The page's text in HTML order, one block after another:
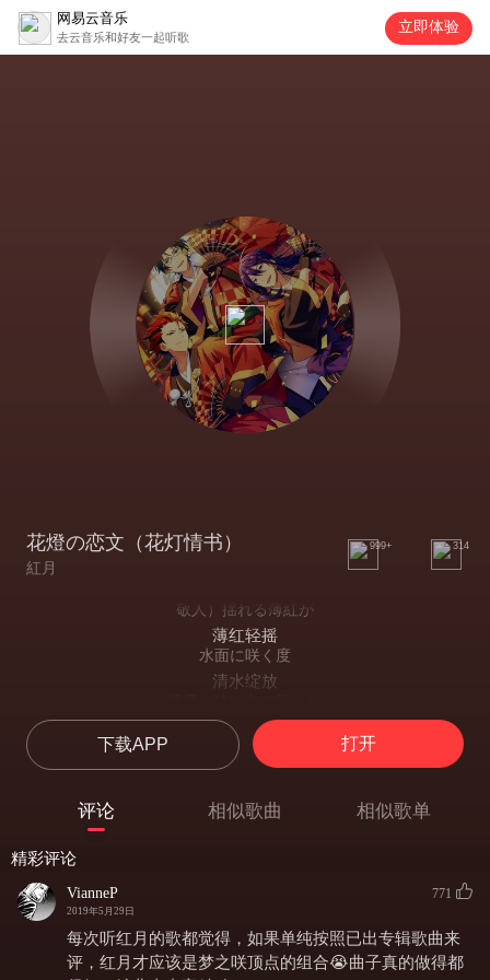
网易云音乐
去云音乐和好友一起听歌
立即体验
花燈の恋文（花灯情书）
紅月
999+ 314
敬人）揺れる薄紅が
薄红轻摇
水面に咲く度
清水绽放
远去的流连回忆
心 掠めてく
掠过吾心
仅是一瞬
季節は せつない夢
流淌的季节是痛楚的梦
下载APP 打开
评论 相似歌曲 相似歌单
精彩评论
VianneP
2019年5月29日
771
每次听红月的歌都觉得，如果单纯按照已出专辑歌曲来
评，红月才应该是梦之咲顶点的组合😭曲子真的做得都